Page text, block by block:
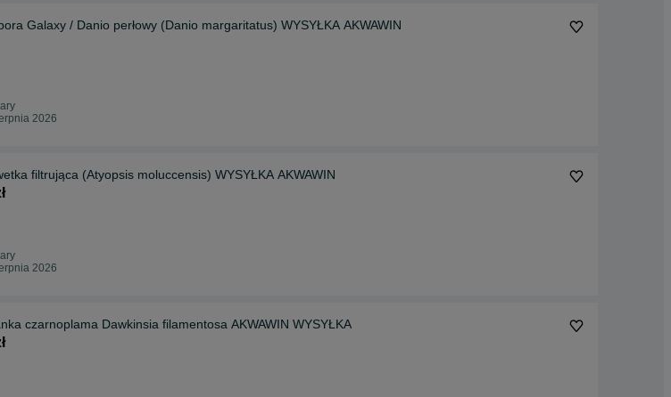
Galaxy / Danio perłowy (Danio margaritatus) WYSYŁKA AKWAWIN
2026
filtrująca (Atyopsis moluccensis) WYSYŁKA AKWAWIN
2026
czarnoplama Dawkinsia filamentosa AKWAWIN WYSYŁKA